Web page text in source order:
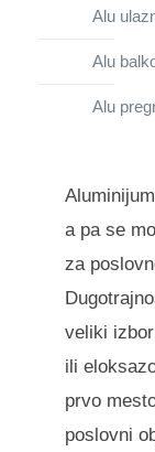
Alu
Alu
Alu
a pa se
za
veliki
ili
prvo
poslovni